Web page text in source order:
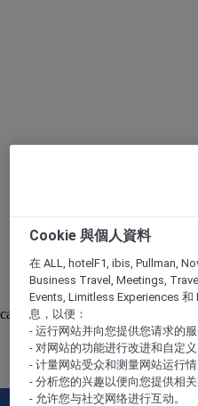
Cookie 與個人資料
在 ALL, hotelF1, ibis, Pullman,
Business Travel, Meetings,
Events, Limitless Experiences 和
息，以便：
- 运行网站并向您提供您请求的
- 对网站的功能进行改进和自定义
- 计量网站受众和测量网站运行
- 分析您的兴趣以便向您提供相
- 允许您与社交网络进行互动。